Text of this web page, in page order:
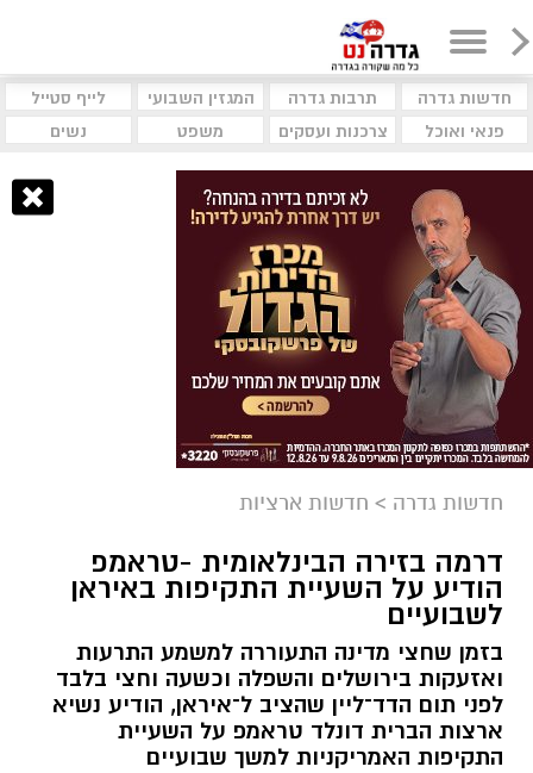
חדשות גדרה תרבות גדרה המגזין השבועי
לייף סטייל
פנאי ואוכל
צרכנות ועסקים משפט נשים
חדשות גדרה > חדשות ארציות
דרמה בזירה הבינלאומית -טראמפ
הודיע על השעיית התקיפות באיראן
לשבועיים
בזמן שחצי מדינה התעוררה למשמע התרעות
ואזעקות בירושלים והשפלה וכשעה וחצי בלבד
לפני תום הדד־ליין שהציב ל־איראן, הודיע נשיא
ארצות הברית דונלד טראמפ על השעיית
התקיפות האמריקניות למשך שבועיים